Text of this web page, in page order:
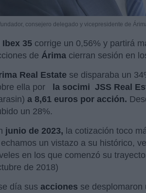
consejero delegado y vicepresidente de
Ibex 35 corrige un 0,56% y partirá
de Árima cierran sesión en
Real Estate se disparaba un
ella por
la socimi JSS Real
a 8,61 euros por acción.
un 28%.
junio de 2023, la cotización toco
un vistazo a su histórico,
en los que comenzó su
de 2018)
día sus acciones se desplomaron